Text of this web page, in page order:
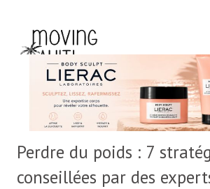
Perdre du poids : 7
conseillées par des